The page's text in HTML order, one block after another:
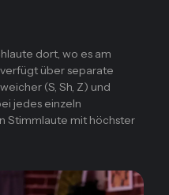
dort, wo es am
über separate
(S, Sh, Z) und
jedes einzeln
Stimmlaute mit höchster